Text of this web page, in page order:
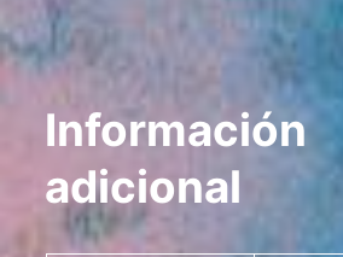
Información
adicional